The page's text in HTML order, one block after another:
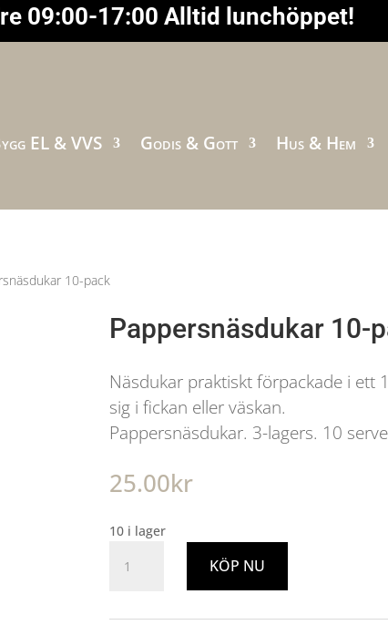
09:00-17:00 Alltid lunchöppet!
EL & VVS Godis & Gott Hus & Hem
10-pack
Pappersnäsdukar 10-
Näsdukar praktiskt förpackade i ett
sig i fickan eller väskan.
Pappersnäsdukar. 3-lagers. 10
25.00kr
10 i lager
KÖP NU